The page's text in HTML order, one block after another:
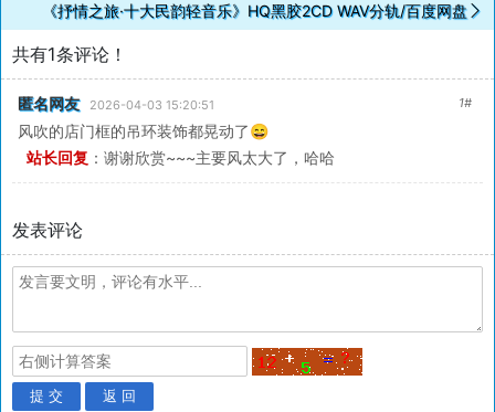
《抒情之旅·十大民韵轻音乐》HQ黑胶2CD WAV分轨/百度网盘
共有1条评论！
匿名网友 2026-04-03 15:20:51 1#
风吹的店门框的吊环装饰都晃动了😄
站长回复 ： 谢谢欣赏~~~主要风太大了，哈哈
发表评论
提 交 返 回